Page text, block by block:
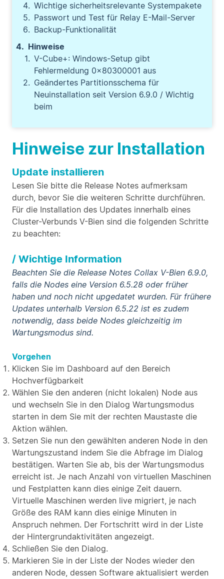
Hinweise zur Installation
Update installieren
Lesen Sie bitte die Release Notes aufmerksam
durch, bevor Sie die weiteren Schritte durchführen.
Für die Installation des Updates innerhalb eines
Cluster-Verbunds V-Bien sind die folgenden Schritte
zu beachten:
/ Wichtige Information
Beachten Sie die Release Notes Collax V-Bien 6.9.0,
falls die Nodes eine Version 6.5.28 oder früher
haben und noch nicht upgedatet wurden. Für frühere
Updates unterhalb Version 6.5.22 ist es zudem
notwendig, dass beide Nodes gleichzeitig im
Wartungsmodus sind.
Vorgehen
Klicken Sie im Dashboard auf den Bereich
Hochverfügbarkeit
Wählen Sie den anderen (nicht lokalen) Node aus
und wechseln Sie in den Dialog Wartungsmodus
starten in dem Sie mit der rechten Maustaste die
Aktion wählen.
Setzen Sie nun den gewählten anderen Node in den
Wartungszustand indem Sie die Abfrage im Dialog
bestätigen. Warten Sie ab, bis der Wartungsmodus
erreicht ist. Je nach Anzahl von virtuellen Maschinen
und Festplatten kann dies einige Zeit dauern.
Virtuelle Maschinen werden live migriert, je nach
Größe des RAM kann dies einige Minuten in
Anspruch nehmen. Der Fortschritt wird in der Liste
der Hintergrundaktivitäten angezeigt.
Schließen Sie den Dialog.
Markieren Sie in der Liste der Nodes wieder den
anderen Node, dessen Software aktualisiert werden
Wichtige sicherheitsrelevante Systempakete
Passwort und Test für Relay E-Mail-Server
Backup-Funktionalität
Hinweise
V-Cube+: Windows-Setup gibt
Fehlermeldung 0x80300001 aus
Geändertes Partitionsschema für
Neuinstallation seit Version 6.9.0 / Wichtig
beim